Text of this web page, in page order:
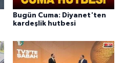
Bugün Cuma: Diyanet'ten
kardeşlik hutbesi